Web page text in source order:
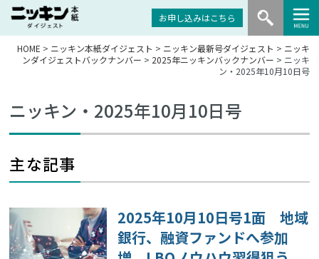
お申し込みはこちら
HOME > ニッキン本紙ダイジェスト > ニッキン最新号ダイジェスト > ニッキ
ンダイジェストバックナンバー > 2025年ニッキンバックナンバー > ニッキ
ン・2025年10月10日号
ニッキン・2025年10月10日号
主な記事
2025年10月10日号1面 地域
銀行、融資ファンドへ参加